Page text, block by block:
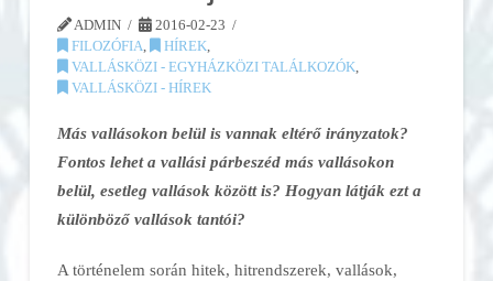
ADMIN
2016-02-23
FILOZÓFIA
HÍREK,
VALLÁSKÖZI - EGYHÁZKÖZI TALÁLKOZÓK,
VALLÁSKÖZI - HÍREK
Más vallásokon belül is vannak eltérő irányzatok?
Fontos lehet a vallási párbeszéd más vallásokon
belül, esetleg vallások között is? Hogyan látják ezt a
különböző vallások tantói?
A történelem során hitek, hitrendszerek, vallások,